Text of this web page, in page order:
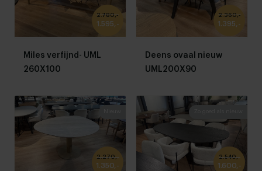
2.780,-
1.595,-
Miles verfijnd- UML
260X100
2.360,-
1.395,-
Deens ovaal nieuw
UML200X90
2.270,-
1.350,-
2.540,-
1.600,-